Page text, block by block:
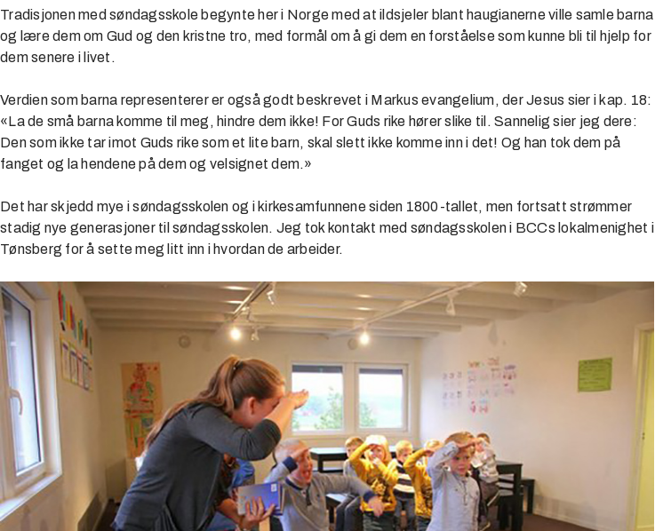
Tradisjonen med søndagsskole begynte her i Norge med at ildsjeler blant haugianerne ville samle barna
og lære dem om Gud og den kristne tro, med formål om å gi dem en forståelse som kunne bli til hjelp for
dem senere i livet.
Verdien som barna representerer er også godt beskrevet i Markus evangelium, der Jesus sier i kap. 18:
«La de små barna komme til meg, hindre dem ikke! For Guds rike hører slike til. Sannelig sier jeg dere:
Den som ikke tar imot Guds rike som et lite barn, skal slett ikke komme inn i det! Og han tok dem på
fanget og la hendene på dem og velsignet dem.»
Det har skjedd mye i søndagsskolen og i kirkesamfunnene siden 1800-tallet, men fortsatt strømmer
stadig nye generasjoner til søndagsskolen. Jeg tok kontakt med søndagsskolen i BCCs lokalmenighet i
Tønsberg for å sette meg litt inn i hvordan de arbeider.